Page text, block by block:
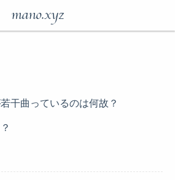
mano.xyz
干曲っているのは何故？